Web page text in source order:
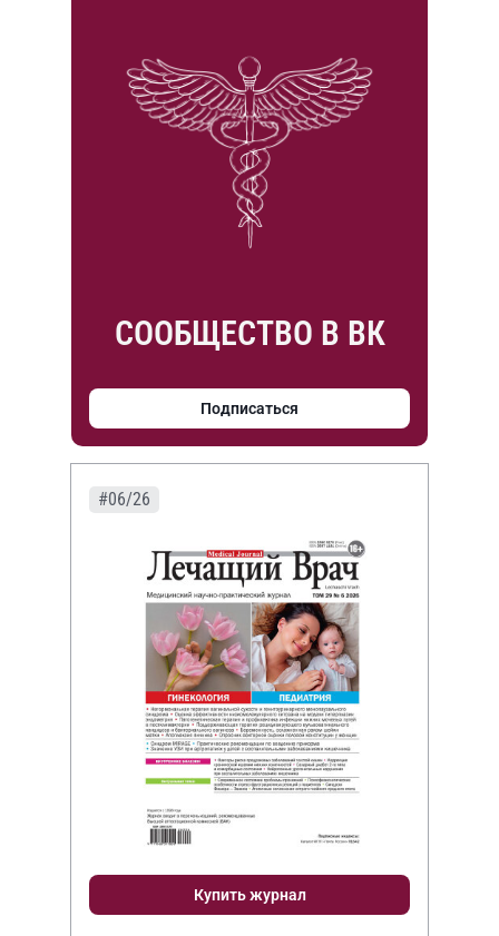
СООБЩЕСТВО В ВК
Подписаться
#06/26
Купить журнал